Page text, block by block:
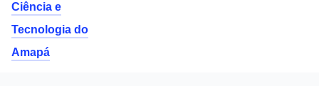
Ciência e
Tecnologia do
Amapá